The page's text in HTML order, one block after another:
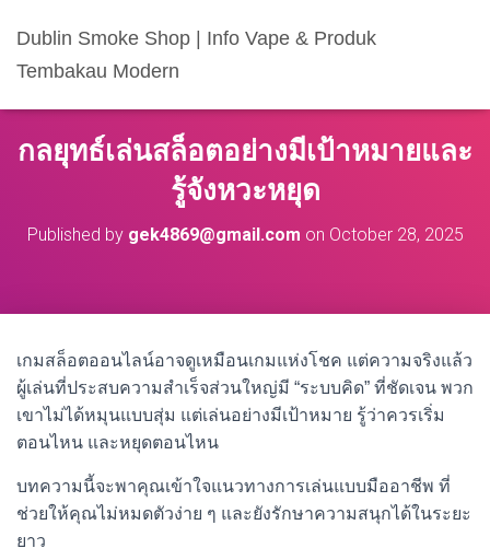
Dublin Smoke Shop | Info Vape & Produk
Tembakau Modern
กลยุทธ์เล่นสล็อตอย่างมีเป้าหมายและ
รู้จังหวะหยุด
Published by gek4869@gmail.com on October 28, 2025
เกมสล็อตออนไลน์อาจดูเหมือนเกมแห่งโชค แต่ความจริงแล้ว
ผู้เล่นที่ประสบความสำเร็จส่วนใหญ่มี “ระบบคิด” ที่ชัดเจน พวก
เขาไม่ได้หมุนแบบสุ่ม แต่เล่นอย่างมีเป้าหมาย รู้ว่าควรเริ่ม
ตอนไหน และหยุดตอนไหน
บทความนี้จะพาคุณเข้าใจแนวทางการเล่นแบบมืออาชีพ ที่
ช่วยให้คุณไม่หมดตัวง่าย ๆ และยังรักษาความสนุกได้ในระยะ
ยาว